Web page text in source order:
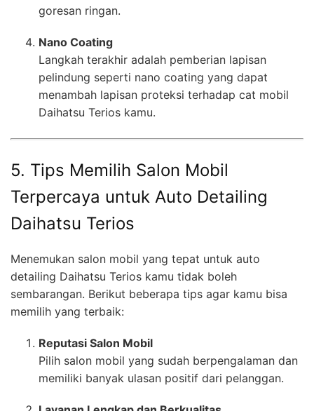
goresan ringan.
Nano Coating
Langkah terakhir adalah pemberian lapisan
pelindung seperti nano coating yang dapat
menambah lapisan proteksi terhadap cat mobil
Daihatsu Terios kamu.
5. Tips Memilih Salon Mobil
Terpercaya untuk Auto Detailing
Daihatsu Terios
Menemukan salon mobil yang tepat untuk auto
detailing Daihatsu Terios kamu tidak boleh
sembarangan. Berikut beberapa tips agar kamu bisa
memilih yang terbaik:
Reputasi Salon Mobil
Pilih salon mobil yang sudah berpengalaman dan
memiliki banyak ulasan positif dari pelanggan.